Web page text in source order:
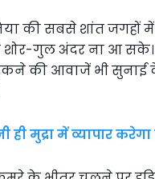
की सबसे शांत जगहों में
शोर-गुल अंदर ना आ
की आवाजें भी सुनाई
मुद्रा में व्यापार करेगा